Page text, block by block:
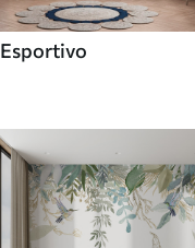
Esportivo